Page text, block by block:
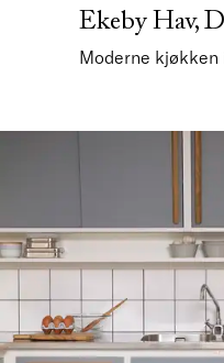
Ekeby Hav,
Moderne